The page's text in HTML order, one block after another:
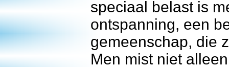
speciaal belast is
ontspanning, een
gemeenschap, die
Men mist niet